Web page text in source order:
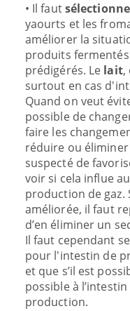
• Il faut
yaourts et les
améliorer la
produits
prédigérés. Le lait,
surtout en cas
Quand on veut
possible de
faire les
réduire ou
suspecté de
voir si cela influe
production de gaz.
améliorée, il faut
d’en éliminer un
Il faut cependant
pour l'intestin de
et que s’il est
possible à
production.